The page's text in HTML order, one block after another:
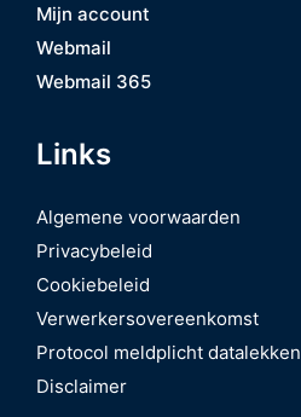
Mijn account
Webmail
Webmail 365
Links
Algemene voorwaarden
Privacybeleid
Cookiebeleid
Verwerkersovereenkomst
Protocol meldplicht datalekken
Disclaimer